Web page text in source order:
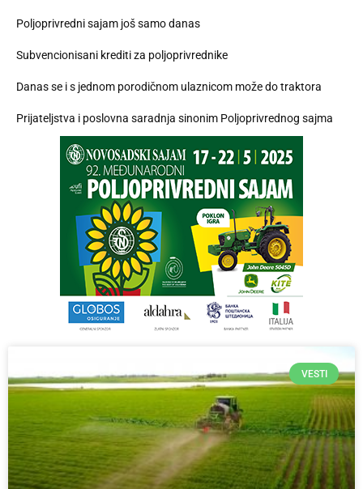
Poljoprivredni sajam još samo danas
Subvencionisani krediti za poljoprivrednike
Danas se i s jednom porodičnom ulaznicom može do traktora
Prijateljstva i poslovna saradnja sinonim Poljoprivrednog sajma
VESTI